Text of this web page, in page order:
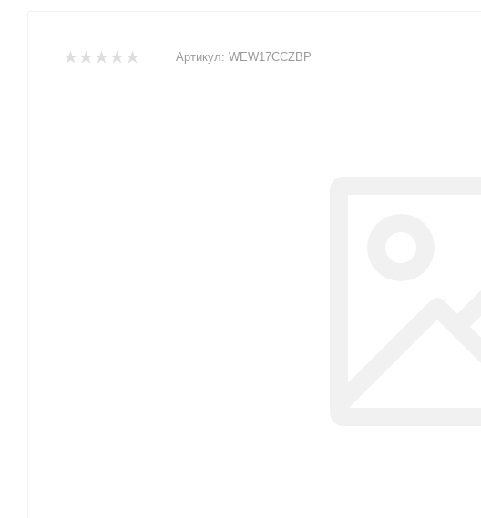
Артикул: WEW17CCZBP